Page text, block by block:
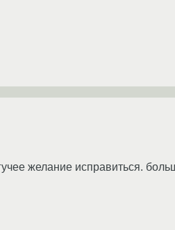
желание исправиться.